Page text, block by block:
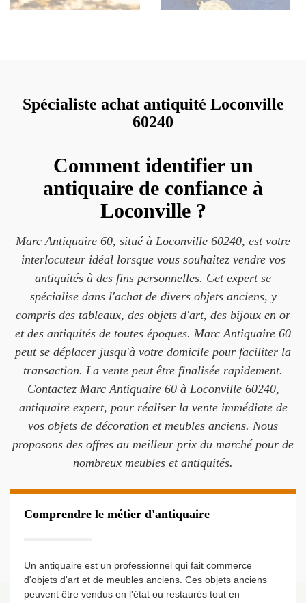
Spécialiste achat antiquité Loconville
60240
Comment identifier un
antiquaire de confiance à
Loconville ?
Marc Antiquaire 60, situé à Loconville 60240, est votre
interlocuteur idéal lorsque vous souhaitez vendre vos
antiquités à des fins personnelles. Cet expert se
spécialise dans l'achat de divers objets anciens, y
compris des tableaux, des objets d'art, des bijoux en or
et des antiquités de toutes époques. Marc Antiquaire 60
peut se déplacer jusqu'à votre domicile pour faciliter la
transaction. La vente peut être finalisée rapidement.
Contactez Marc Antiquaire 60 à Loconville 60240,
antiquaire expert, pour réaliser la vente immédiate de
vos objets de décoration et meubles anciens. Nous
proposons des offres au meilleur prix du marché pour de
nombreux meubles et antiquités.
Comprendre le métier d'antiquaire
Un antiquaire est un professionnel qui fait commerce
d'objets d'art et de meubles anciens. Ces objets anciens
peuvent être vendus en l'état ou restaurés tout en